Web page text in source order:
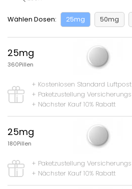
Wählen Dosen: 25mg 50mg
25mg
360Pillen
+ Kostenlosen Standard Luftpost
+ Paketzustellung Versicherungs
+ Nächster Kauf 10% Rabatt
25mg
180Pillen
+ Paketzustellung Versicherungs
+ Nächster Kauf 10% Rabatt